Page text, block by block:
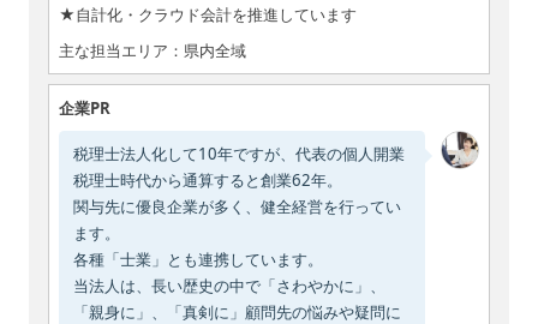
★自計化・クラウド会計を推進しています
主な担当エリア：県内全域
企業PR
税理士法人化して10年ですが、代表の個人開業
税理士時代から通算すると創業62年。
関与先に優良企業が多く、健全経営を行ってい
ます。
各種「士業」とも連携しています。
当法人は、長い歴史の中で「さわやかに」、
「親身に」、「真剣に」顧問先の悩みや疑問に